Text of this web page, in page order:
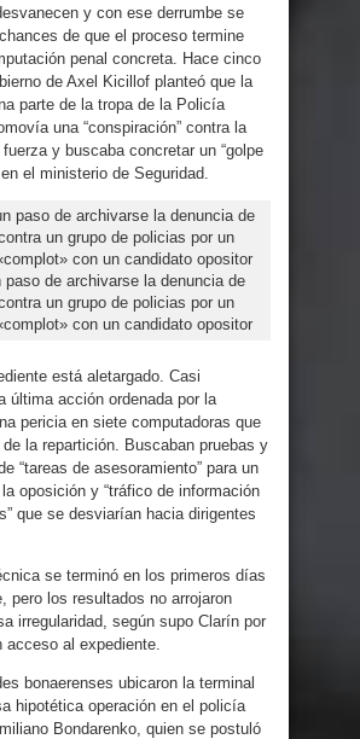
y con ese derrumbe se
de que el proceso termine
penal concreta. Hace cinco
de Axel Kicillof planteó que la
parte de la tropa de la Policía
una “conspiración” contra la
y buscaba concretar un “golpe
el ministerio de Seguridad.
paso de archivarse la denuncia de
un grupo de policias por un
con un candidato opositor
está aletargado. Casi
última acción ordenada por la
pericia en siete computadoras que
la repartición. Buscaban pruebas y
“tareas de asesoramiento” para un
oposición y “tráfico de información
que se desviarían hacia dirigentes
se terminó en los primeros días
pero los resultados no arrojaron
irregularidad, según supo Clarín por
acceso al expediente.
bonaerenses ubicaron la terminal
hipotética operación en el policía
Bondarenko, quien se postuló